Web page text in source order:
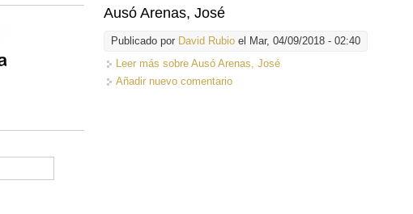
Ausó Arenas, José
Publicado por David Rubio el Mar, 04/09/2018 - 02:40
Leer más sobre Ausó Arenas, José
Añadir nuevo comentario